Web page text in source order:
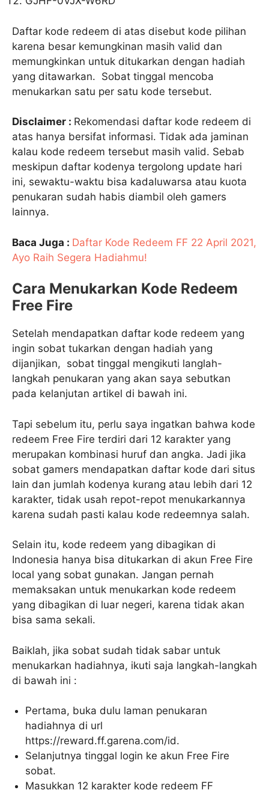
Daftar kode redeem di atas disebut kode pilihan
karena besar kemungkinan masih valid dan
memungkinkan untuk ditukarkan dengan hadiah
yang ditawarkan. Sobat tinggal mencoba
menukarkan satu per satu kode tersebut.
Disclaimer : Rekomendasi daftar kode redeem di
atas hanya bersifat informasi. Tidak ada jaminan
kalau kode redeem tersebut masih valid. Sebab
meskipun daftar kodenya tergolong update hari
ini, sewaktu-waktu bisa kadaluwarsa atau kuota
penukaran sudah habis diambil oleh gamers
lainnya.
Baca Juga : Daftar Kode Redeem FF 22 April 2021,
Ayo Raih Segera Hadiahmu!
Cara Menukarkan Kode Redeem
Free Fire
Setelah mendapatkan daftar kode redeem yang
ingin sobat tukarkan dengan hadiah yang
dijanjikan, sobat tinggal mengikuti langlah-
langkah penukaran yang akan saya sebutkan
pada kelanjutan artikel di bawah ini.
Tapi sebelum itu, perlu saya ingatkan bahwa kode
redeem Free Fire terdiri dari 12 karakter yang
merupakan kombinasi huruf dan angka. Jadi jika
sobat gamers mendapatkan daftar kode dari situs
lain dan jumlah kodenya kurang atau lebih dari 12
karakter, tidak usah repot-repot menukarkannya
karena sudah pasti kalau kode redeemnya salah.
Selain itu, kode redeem yang dibagikan di
Indonesia hanya bisa ditukarkan di akun Free Fire
local yang sobat gunakan. Jangan pernah
memaksakan untuk menukarkan kode redeem
yang dibagikan di luar negeri, karena tidak akan
bisa sama sekali.
Baiklah, jika sobat sudah tidak sabar untuk
menukarkan hadiahnya, ikuti saja langkah-langkah
di bawah ini :
Pertama, buka dulu laman penukaran
hadiahnya di url
https://reward.ff.garena.com/id.
Selanjutnya tinggal login ke akun Free Fire
sobat.
Masukkan 12 karakter kode redeem FF